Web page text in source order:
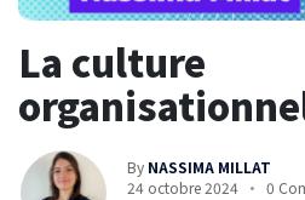
La culture
By NASSIMA MILLAT
24 octobre 2024
0